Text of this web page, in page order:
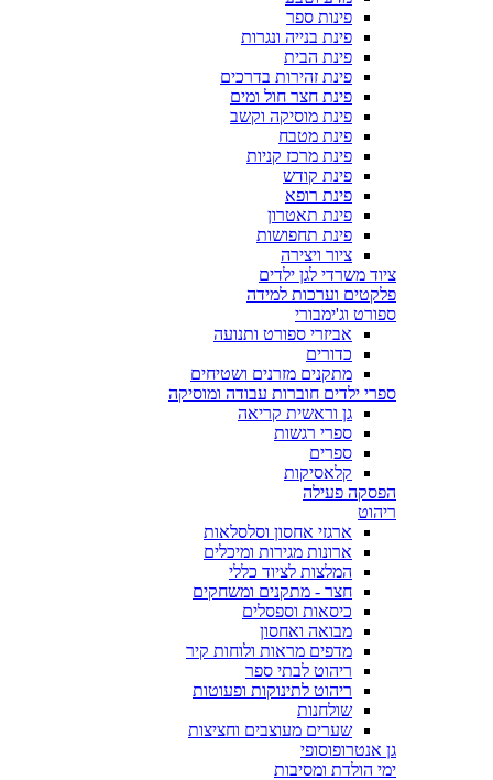
פינות ספר
פינת בנייה ונגרות
פינת הבית
פינת זהירות בדרכים
פינת חצר חול ומים
פינת מוסיקה וקשב
פינת מטבח
פינת מרכז קניות
פינת קודש
פינת רופא
פינת תאטרון
פינת תחפושות
ציור ויצירה
ציוד משרדי לגן ילדים
פלקטים וערכות למידה
ספורט וג'ימבורי
אביזרי ספורט ותנועה
כדורים
מתקנים מזרנים ושטיחים
ספרי ילדים חוברות עבודה ומוסיקה
גן וראשית קריאה
ספרי רגשות
ספרים
קלאסיקות
הפסקה פעילה
ריהוט
ארגזי אחסון וסלסלאות
ארונות מגירות ומיכלים
המלצות לציוד כללי
חצר - מתקנים ומשחקים
כיסאות וספסלים
מבואה ואחסון
מדפים מראות ולוחות קיר
ריהוט לבתי ספר
ריהוט לתינוקות ופעוטות
שולחנות
שערים מעוצבים וחציצות
גן אנטרופוסופי
ימי הולדת ומסיבות